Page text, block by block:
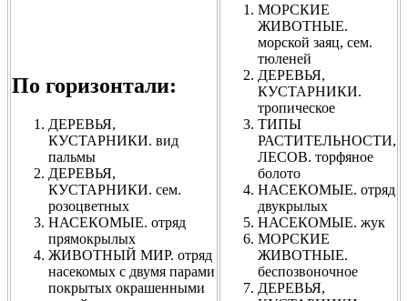
По горизонтали:
ДЕРЕВЬЯ,
КУСТАРНИКИ. вид
пальмы
ДЕРЕВЬЯ,
КУСТАРНИКИ. сем.
розоцветных
НАСЕКОМЫЕ. отряд
прямокрылых
ЖИВОТНЫЙ МИР. отряд
насекомых с двумя парами
покрытых окрашенными
МОРСКИЕ
ЖИВОТНЫЕ.
морской заяц, сем.
тюленей
ДЕРЕВЬЯ,
КУСТАРНИКИ.
тропическое
ТИПЫ
РАСТИТЕЛЬНОСТИ,
ЛЕСОВ. торфяное
болото
НАСЕКОМЫЕ. отряд
двукрылых
НАСЕКОМЫЕ. жук
МОРСКИЕ
ЖИВОТНЫЕ.
беспозвоночное
ДЕРЕВЬЯ,